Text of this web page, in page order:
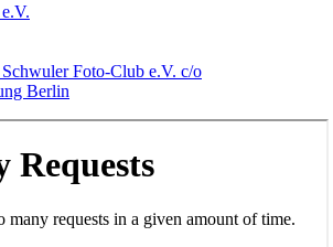
Foto-Club e.V. c/o
Berlin